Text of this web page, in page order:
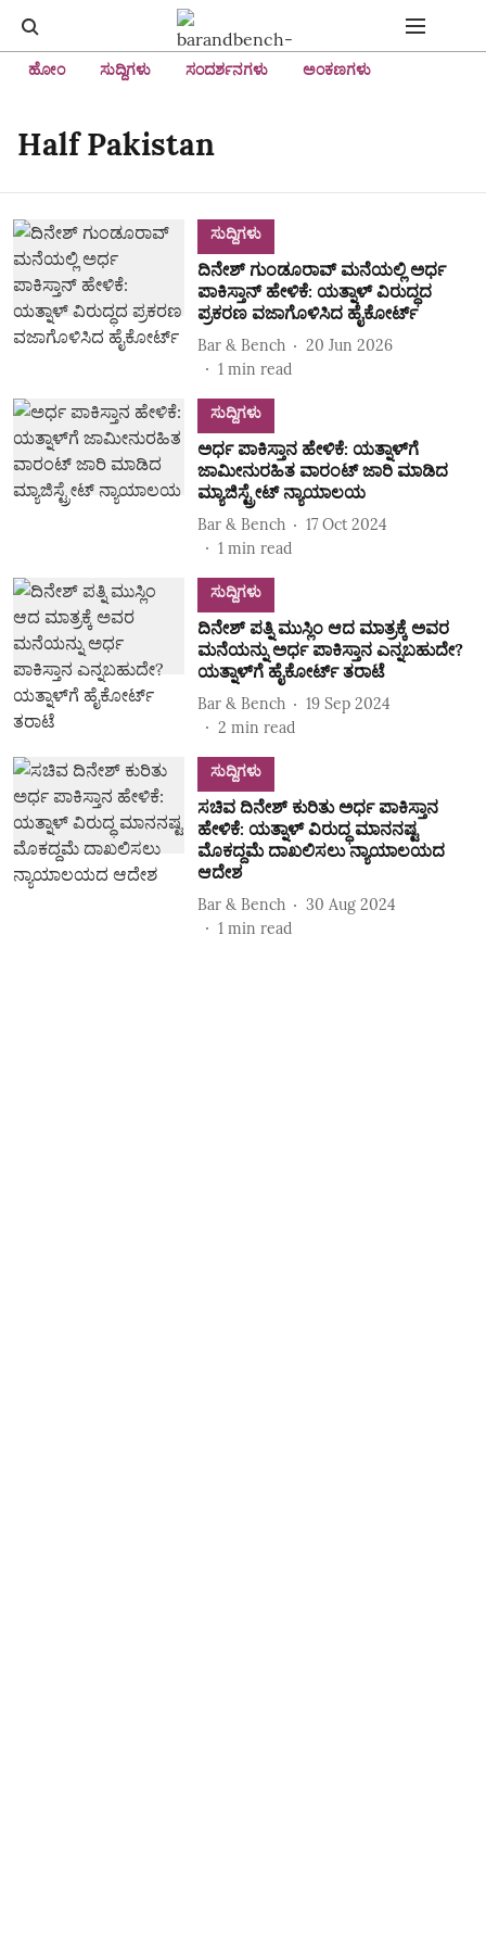
ಹೋಂ ಸುದ್ದಿಗಳು ಸಂದರ್ಶನಗಳು ಅಂಕಣಗಳು
Half Pakistan
ಸುದ್ದಿಗಳು
ದಿನೇಶ್‌ ಗುಂಡೂರಾವ್‌ ಮನೆಯಲ್ಲಿ ಅರ್ಧ
ಪಾಕಿಸ್ತಾನ್‌ ಹೇಳಿಕೆ: ಯತ್ನಾಳ್ ವಿರುದ್ಧದ
ಪ್ರಕರಣ ವಜಾಗೊಳಿಸಿದ ಹೈಕೋರ್ಟ್‌
Bar & Bench
20 Jun 2026
1 min read
ಸುದ್ದಿಗಳು
ಅರ್ಧ ಪಾಕಿಸ್ತಾನ ಹೇಳಿಕೆ: ಯತ್ನಾಳ್‌ಗೆ
ಜಾಮೀನುರಹಿತ ವಾರಂಟ್‌ ಜಾರಿ ಮಾಡಿದ
ಮ್ಯಾಜಿಸ್ಟ್ರೇಟ್‌ ನ್ಯಾಯಾಲಯ
Bar & Bench
17 Oct 2024
1 min read
ಸುದ್ದಿಗಳು
ದಿನೇಶ್‌ ಪತ್ನಿ ಮುಸ್ಲಿಂ ಆದ ಮಾತ್ರಕ್ಕೆ ಅವರ
ಮನೆಯನ್ನು ಅರ್ಧ ಪಾಕಿಸ್ತಾನ ಎನ್ನಬಹುದೇ?
ಯತ್ನಾಳ್‌ಗೆ ಹೈಕೋರ್ಟ್‌ ತರಾಟೆ
Bar & Bench
19 Sep 2024
2 min read
ಸುದ್ದಿಗಳು
ಸಚಿವ ದಿನೇಶ್‌ ಕುರಿತು ಅರ್ಧ ಪಾಕಿಸ್ತಾನ
ಹೇಳಿಕೆ: ಯತ್ನಾಳ್‌ ವಿರುದ್ಧ ಮಾನನಷ್ಟ
ಮೊಕದ್ದಮೆ ದಾಖಲಿಸಲು ನ್ಯಾಯಾಲಯದ
ಆದೇಶ
Bar & Bench
30 Aug 2024
1 min read